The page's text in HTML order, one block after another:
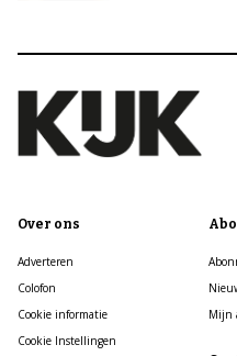
Over ons
Adverteren
Colofon
Cookie informatie
Cookie Instellingen
Mijn